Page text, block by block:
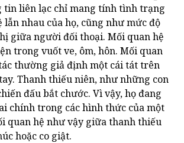
tin liên lạc chỉ mang tính tình trạng
lẫn nhau của họ, cũng như mức độ
giữa người đối thoại. Mối quan hệ
trong vuốt ve, ôm, hôn. Mối quan
thường giả định một cái tát trên
Thanh thiếu niên, như những con
đấu bắt chước. Vì vậy, họ đang
chính trong các hình thức của một
quan hệ như vậy giữa thanh thiếu
hoặc co giật.